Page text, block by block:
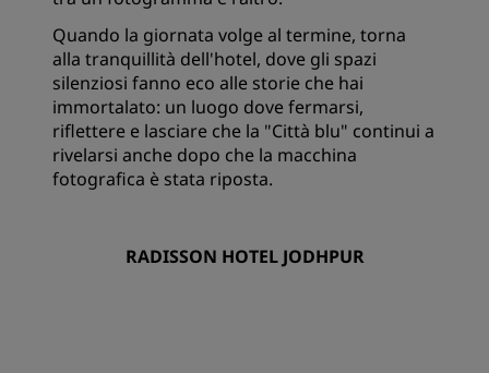
Quando la giornata volge al termine, torna
alla tranquillità dell'hotel, dove gli spazi
silenziosi fanno eco alle storie che hai
immortalato: un luogo dove fermarsi,
riflettere e lasciare che la "Città blu" continui a
rivelarsi anche dopo che la macchina
fotografica è stata riposta.
RADISSON HOTEL JODHPUR